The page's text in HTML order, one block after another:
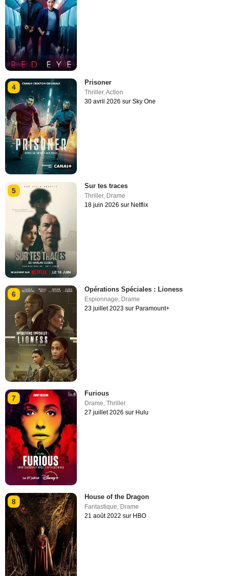
4
Prisoner
Thriller,Action
30 avril 2026 sur Sky One
5
Sur tes traces
Thriller, Drame
18 juin 2026 sur Netflix
6
Opérations Spéciales : Lioness
Espionnage, Drame
23 juillet 2023 sur Paramount+
7
Furious
Drame ,Thriller
27 juillet 2026 sur Hulu
8
House of the Dragon
Fantastique, Drame
21 août 2022 sur HBO